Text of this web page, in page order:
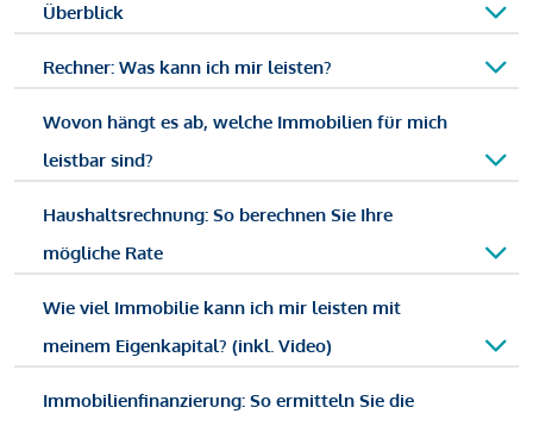
Überblick
Rechner: Was kann ich mir leisten?
Wovon hängt es ab, welche Immobilien für mich
leistbar sind?
Haushaltsrechnung: So berechnen Sie Ihre
mögliche Rate
Wie viel Immobilie kann ich mir leisten mit
meinem Eigenkapital? (inkl. Video)
Immobilienfinanzierung: So ermitteln Sie die